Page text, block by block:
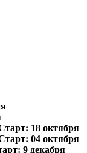
18 октября
04 октября
9 декабря